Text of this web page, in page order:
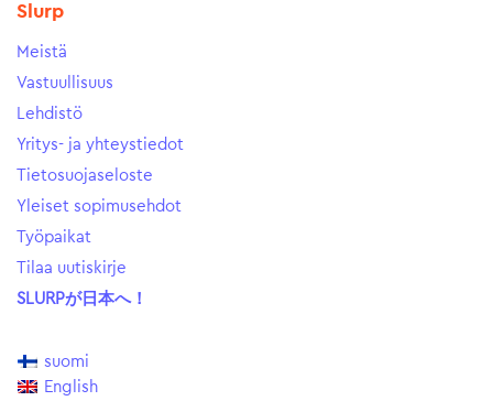
Slurp
Meistä
Vastuullisuus
Lehdistö
Yritys- ja yhteystiedot
Tietosuojaseloste
Yleiset sopimusehdot
Työpaikat
Tilaa uutiskirje
SLURPが日本へ！
suomi
English